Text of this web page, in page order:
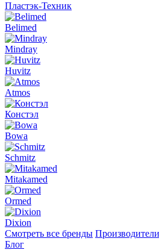
Пластэк-Техник
Belimed
Mindray
Huvitz
Atmos
Констэл
Bowa
Schmitz
Mitakamed
Ormed
Dixion
Смотреть все бренды
Блог